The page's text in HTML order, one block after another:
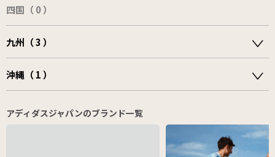
四国（ 0 ）
九州（ 3 ）
沖縄（ 1 ）
アディダスジャパンのブランド一覧